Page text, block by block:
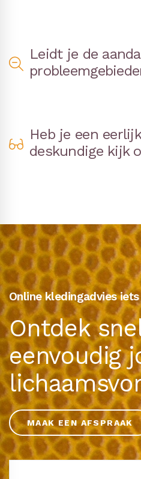
Leidt je de
Heb je een
deskundige kijk
Online kledingadvies
Ontdek
eenvoudig
MAAK EEN AFSPRAAK